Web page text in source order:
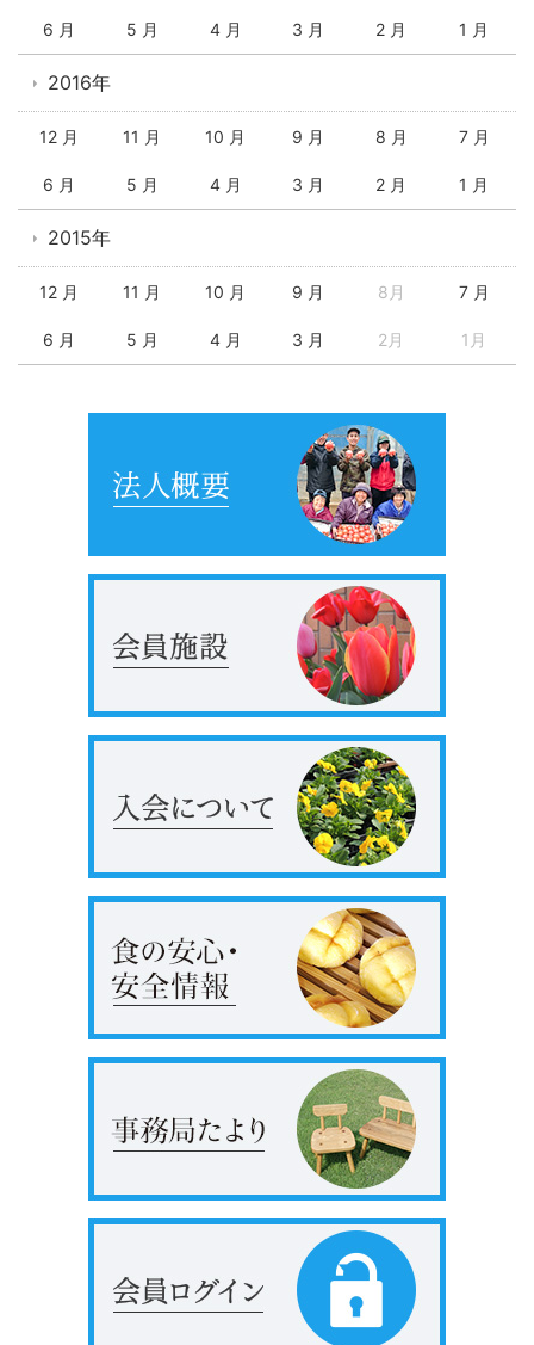
6 月 5 月 4 月 3 月 2 月 1 月
2016年
12 月 11 月 10 月 9 月 8 月 7 月
6 月 5 月 4 月 3 月 2 月 1 月
2015年
12 月 11 月 10 月 9 月 8月 7 月
6 月 5 月 4 月 3 月 2月 1月